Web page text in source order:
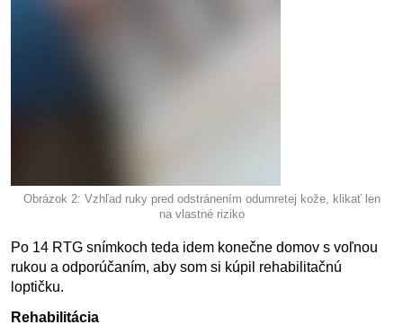
Obrázok 2: Vzhľad ruky pred odstránením odumretej kože, klikať len
na vlastné riziko
Po 14 RTG snímkoch teda idem konečne domov s voľnou
rukou a odporúčaním, aby som si kúpil rehabilitačnú
loptičku.
Rehabilitácia